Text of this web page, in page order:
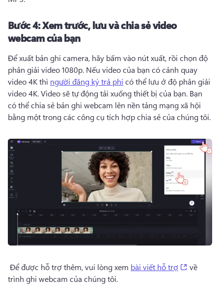
Bước 4:Xem trước, lưu và chia sẻ video
webcam của bạn
Để xuất bản ghi camera, hãy bấm vào nút xuất, rồi chọn độ
phân giải video 1080p. Nếu video của bạn có cảnh quay
video 4K thì người đăng ký trả phí có thể lưu ở độ phân giải
video 4K. Video sẽ tự động tải xuống thiết bị của bạn. Bạn
có thể chia sẻ bản ghi webcam lên nền tảng mạng xã hội
bằng một trong các công cụ tích hợp chia sẻ của chúng tôi.
Để được hỗ trợ thêm, vui lòng xem bài viết hỗ trợ (opens
về
trình ghi webcam của chúng tôi.